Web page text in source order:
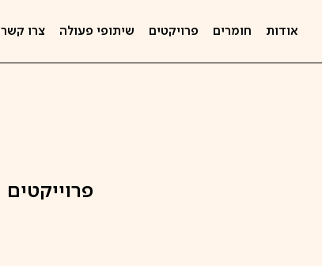
אודות חומרים פרויקטים שיתופי פעולה צרו קשר
פרוייקטים